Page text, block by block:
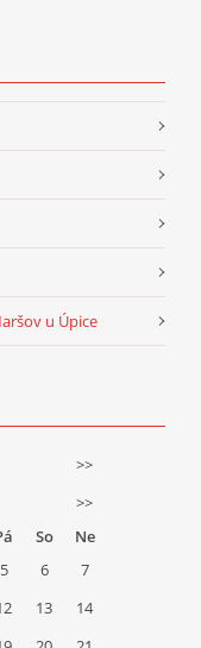
u Úpice
>>
>>
So
Ne
5 6
7
13
14